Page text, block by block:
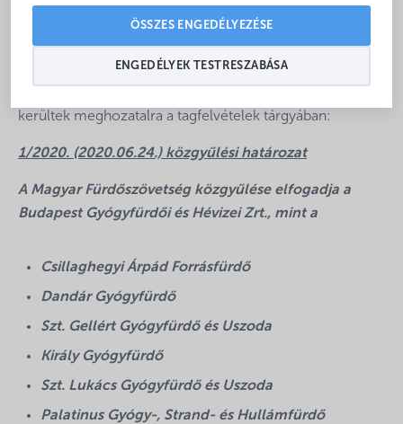
ÖSSZES ENGEDÉLYEZÉSE
ENGEDÉLYEK TESTRESZABÁSA
Fürdőszövetség rendes tagjaként a Budapest
Gyógyfürdői és Hévizei Zrt. és a SPA Hungary Holding
kerültek meghozatalra a tagfelvételek tárgyában:
1/2020. (2020.06.24.) közgyűlési határozat
A Magyar Fürdőszövetség közgyűlése elfogadja a
Budapest Gyógyfürdői és Hévizei Zrt., mint a
Csillaghegyi Árpád Forrásfürdő
Dandár Gyógyfürdő
Szt. Gellért Gyógyfürdő és Uszoda
Király Gyógyfürdő
Szt. Lukács Gyógyfürdő és Uszoda
Palatinus Gyógy-, Strand- és Hullámfürdő